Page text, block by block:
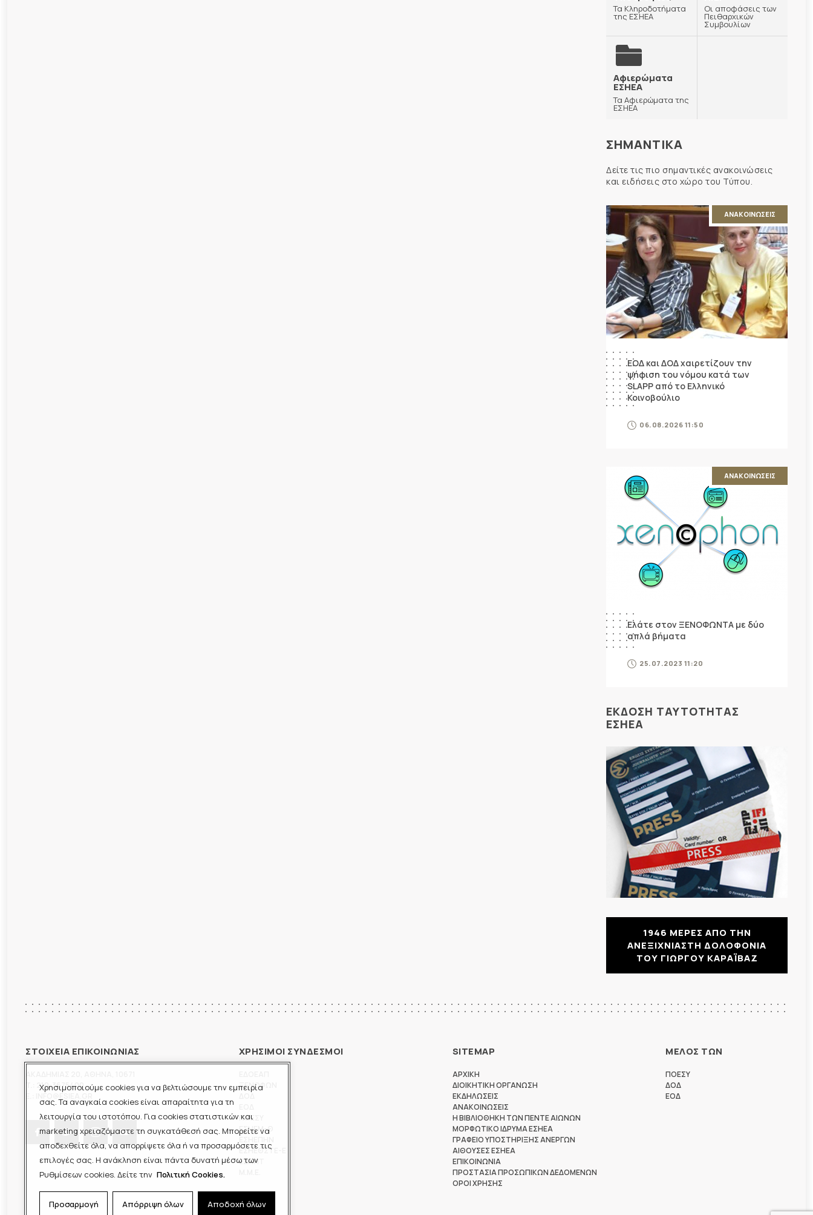
Χρησιμοποιούμε cookies για να βελτιώσουμε την εμπειρία
σας. Τα αναγκαία cookies είναι απαραίτητα για τη
λειτουργία του ιστοτόπου. Για cookies στατιστικών και
marketing χρειαζόμαστε τη συγκατάθεσή σας. Μπορείτε να
αποδεχθείτε όλα, να απορρίψετε όλα ή να προσαρμόσετε τις
επιλογές σας. Η ανάκληση είναι πάντα δυνατή μέσω των
Ρυθμίσεων cookies. Δείτε την Πολιτική Cookies.
Προσαρμογή Απόρριψη όλων Αποδοχή όλων
Τα Κληροδοτήματα
της ΕΣΗΕΑ
Οι αποφάσεις των
Πειθαρχικών
Συμβουλίων
Αφιερώματα
ΕΣΗΕΑ
Τα Αφιερώματα της
ΕΣΗΕΑ
ΣΗΜΑΝΤΙΚΑ
Δείτε τις πιο σημαντικές ανακοινώσεις
και ειδήσεις στο χώρο του Τύπου.
ΑΝΑΚΟΙΝΩΣΕΙΣ
ΕΟΔ και ΔΟΔ χαιρετίζουν την
ψήφιση του νόμου κατά των
SLAPP από το Ελληνικό
Κοινοβούλιο
06.08.2026 11:50
ΑΝΑΚΟΙΝΩΣΕΙΣ
Ελάτε στον ΞΕΝΟΦΩΝΤΑ με δύο
απλά βήματα
25.07.2023 11:20
ΕΚΔΟΣΗ ΤΑΥΤΟΤΗΤΑΣ
ΕΣΗΕΑ
1946 ΜΕΡΕΣ ΑΠΟ ΤΗΝ
ΑΝΕΞΙΧΝΙΑΣΤΗ ΔΟΛΟΦΟΝΙΑ
ΤΟΥ ΓΙΩΡΓΟΥ ΚΑΡΑΪΒΑΖ
ΣΤΟΙΧΕΙΑ ΕΠΙΚΟΙΝΩΝΙΑΣ
210-3675400
ΧΡΗΣΙΜΟΙ ΣΥΝΔΕΣΜΟΙ
ΞΕΝΟΦΩΝ
ΠΟΕΣΥ
ΕΣΗΕΜ-Θ
ΕΣΗΕΘΣΤΕ-Ε
ΕΣΠΗΤ
SITEMAP
ΑΡΧΙΚΗ
ΔΙΟΙΚΗΤΙΚΗ ΟΡΓΑΝΩΣΗ
ΕΚΔΗΛΩΣΕΙΣ
ΑΝΑΚΟΙΝΩΣΕΙΣ
Η ΒΙΒΛΙΟΘΗΚΗ ΤΩΝ ΠΕΝΤΕ ΑΙΩΝΩΝ
ΜΟΡΦΩΤΙΚΟ ΙΔΡΥΜΑ ΕΣΗΕΑ
ΓΡΑΦΕΙΟ ΥΠΟΣΤΗΡΙΞΗΣ ΑΝΕΡΓΩΝ
ΑΙΘΟΥΣΕΣ ΕΣΗΕΑ
ΕΠΙΚΟΙΝΩΝΙΑ
ΠΡΟΣΤΑΣΙΑ ΠΡΟΣΩΠΙΚΩΝ ΔΕΔΟΜΕΝΩΝ
ΟΡΟΙ ΧΡΗΣΗΣ
ΜΕΛΟΣ ΤΩΝ
ΠΟΕΣΥ
ΔΟΔ
ΕΟΔ